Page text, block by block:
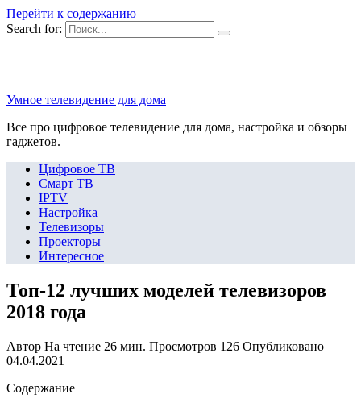
Перейти к содержанию
Search for:
Умное телевидение для дома
Все про цифровое телевидение для дома, настройка и обзоры
гаджетов.
Цифровое ТВ
Смарт ТВ
IPTV
Настройка
Телевизоры
Проекторы
Интересное
Топ-12 лучших моделей телевизоров
2018 года
Автор На чтение 26 мин. Просмотров 126 Опубликовано
04.04.2021
Содержание